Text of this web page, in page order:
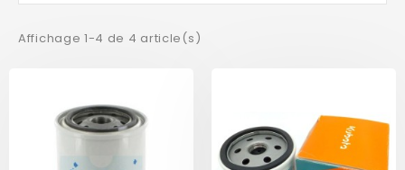
Affichage 1-4 de 4 article(s)